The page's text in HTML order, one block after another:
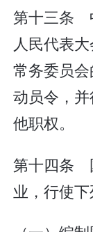
第十三条
人民代表
常务委员
动员令，
他职权。
第十四条
业，行使下